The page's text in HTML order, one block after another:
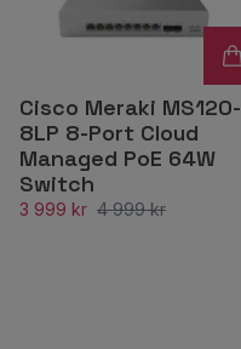
Cisco Meraki MS120-
8LP 8-Port Cloud
Managed PoE 64W
Switch
3 999 kr 4 999 kr